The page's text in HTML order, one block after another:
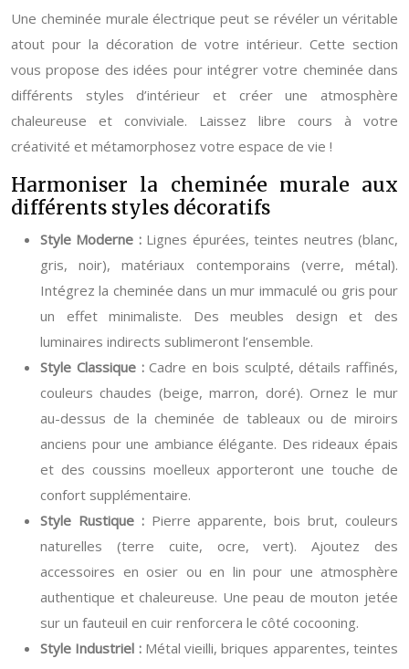
Une cheminée murale électrique peut se révéler un véritable
atout pour la décoration de votre intérieur. Cette section
vous propose des idées pour intégrer votre cheminée dans
différents styles d’intérieur et créer une atmosphère
chaleureuse et conviviale. Laissez libre cours à votre
créativité et métamorphosez votre espace de vie !
Harmoniser la cheminée murale aux
différents styles décoratifs
Style Moderne : Lignes épurées, teintes neutres (blanc,
gris, noir), matériaux contemporains (verre, métal).
Intégrez la cheminée dans un mur immaculé ou gris pour
un effet minimaliste. Des meubles design et des
luminaires indirects sublimeront l’ensemble.
Style Classique :Cadre en bois sculpté, détails raffinés,
couleurs chaudes (beige, marron, doré). Ornez le mur
au-dessus de la cheminée de tableaux ou de miroirs
anciens pour une ambiance élégante. Des rideaux épais
et des coussins moelleux apporteront une touche de
confort supplémentaire.
Style Rustique : Pierre apparente, bois brut, couleurs
naturelles (terre cuite, ocre, vert). Ajoutez des
accessoires en osier ou en lin pour une atmosphère
authentique et chaleureuse. Une peau de mouton jetée
sur un fauteuil en cuir renforcera le côté cocooning.
Style Industriel : Métal vieilli, briques apparentes, teintes